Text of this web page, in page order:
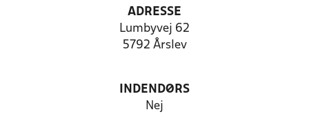
ADRESSE
Lumbyvej 62
5792 Årslev
INDENDØRS
Nej